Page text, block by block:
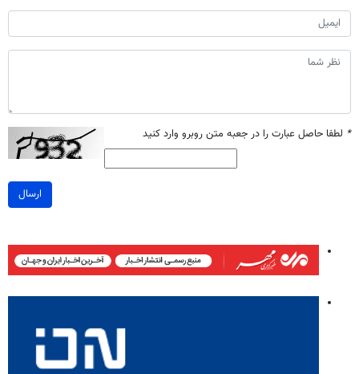
* لطفا حاصل عبارت را در جعبه متن روبرو وارد کنید
ارسال